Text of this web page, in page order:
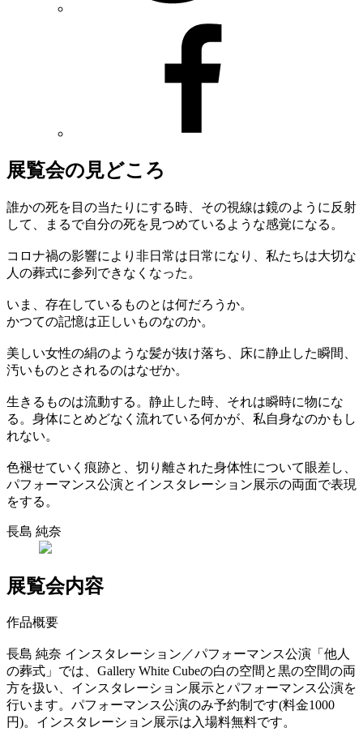
展覧会の見どころ
誰かの死を目の当たりにする時、その視線は鏡のように反射
して、まるで自分の死を見つめているような感覚になる。
コロナ禍の影響により非日常は日常になり、私たちは大切な
人の葬式に参列できなくなった。
いま、存在しているものとは何だろうか。
かつての記憶は正しいものなのか。
美しい女性の絹のような髪が抜け落ち、床に静止した瞬間、
汚いものとされるのはなぜか。
生きるものは流動する。静止した時、それは瞬時に物にな
る。身体にとめどなく流れている何かが、私自身なのかもし
れない。
色褪せていく痕跡と、切り離された身体性について眼差し、
パフォーマンス公演とインスタレーション展示の両面で表現
をする。
長島 純奈
展覧会内容
作品概要
長島 純奈 インスタレーション／パフォーマンス公演「他人
の葬式」では、Gallery White Cubeの白の空間と黒の空間の両
方を扱い、インスタレーション展示とパフォーマンス公演を
行います。パフォーマンス公演のみ予約制です(料金1000
円)。インスタレーション展示は入場料無料です。